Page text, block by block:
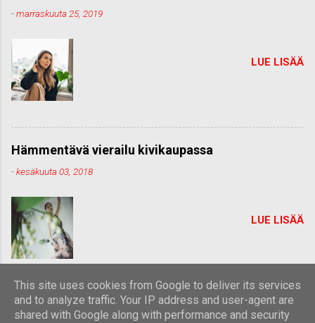
-marraskuuta 25, 2019
LUE LISÄÄ
Hämmentävä vierailu kivikaupassa
-kesäkuuta 03, 2018
LUE LISÄÄ
This site uses cookies from Google to deliver its services
and to analyze traffic. Your IP address and user-agent are
shared with Google along with performance and security